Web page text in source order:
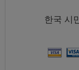
한국 시